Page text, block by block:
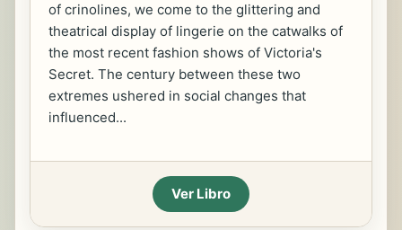
of crinolines, we come to the glittering and
theatrical display of lingerie on the catwalks of
the most recent fashion shows of Victoria's
Secret. The century between these two
extremes ushered in social changes that
influenced...
Ver Libro